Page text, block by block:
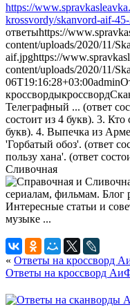
https://
krossvordy/skanvord-aif-
ответыhttps://
content/uploads/2020/11/
aif.jpghttps://
content/uploads/2020/11/
06T19:16:28+03:00admin
кроссвордыкроссворд
Телеграфный ... (ответ
состоит из 4 букв). 3. Кто
букв). 4. Выпечка из
'Горбатый обоз'. (ответ
пользу хана'. (ответ
Сливочная
« Ответы на кроссворд
Ответы на кроссворд